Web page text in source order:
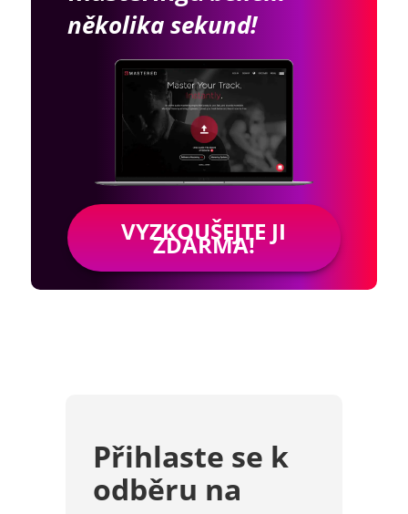
několika sekund!
VYZKOUŠEJTE JI
ZDARMA!
Přihlaste se k
odběru na